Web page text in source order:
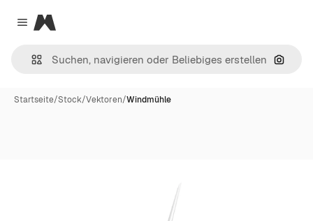
Close menu
Magnific
Nach
Startseite/Stock/Vektoren/Windmühle